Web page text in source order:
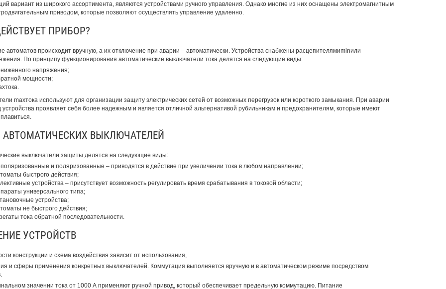
вариант из широкого ассортимента, являются устройствами ручного управления. Однако многие из них оснащены электромагнитным
приводом, которые позволяют осуществлять управление удаленно.
ПРИБОР?
автоматов происходит вручную, а их отключение при аварии – автоматически. Устройства снабжены расцепителямиminили
По принципу функционирования автоматические выключатели тока делятся на следующие виды:
напряжения;
мощности;
maxтока используют для организации защиту электрических сетей от возможных перегрузок или короткого замыкания. При аварии
устройства проявляет себя более надежным и является отличной альтернативой рубильникам и предохранителям, которые имеют
ВЫКЛЮЧАТЕЛЕЙ
выключатели защиты делятся на следующие виды:
и поляризованные – приводятся в действие при увеличении тока в любом направлении;
быстрого действия;
устройства – присутствует возможность регулировать время срабатывания в токовой области;
универсального типа;
устройства;
не быстрого действия;
тока обратной последовательности.
УСТРОЙСТВ
конструкции и схема воздействия зависит от использования,
и сферы применения конкретных выключателей. Коммутация выполняется вручную и в автоматическом режиме посредством
значении тока от 1000 А применяют ручной привод, который обеспечивает предельную коммутацию. Питание